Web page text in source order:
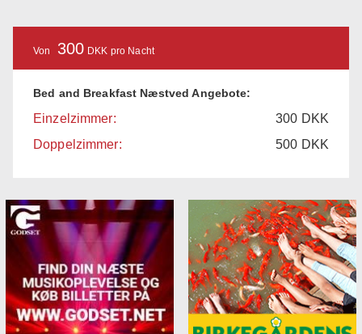
Von 300 DKK pro Nacht
Bed and Breakfast Næstved Angebote:
Einzelzimmer: 300 DKK
Doppelzimmer:
500 DKK